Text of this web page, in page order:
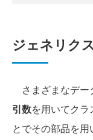
ジェネリク
さまざまなデー
引数を用いてク
とでその部品を